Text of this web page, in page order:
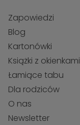
Zapowiedzi
Blog
Kartonówki
Książki z okienkami
Łamiące tabu
Dla rodziców
O nas
Newsletter